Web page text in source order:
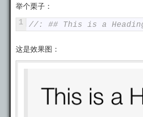
举个栗子：
1 //: ## This is a
这是效果图：